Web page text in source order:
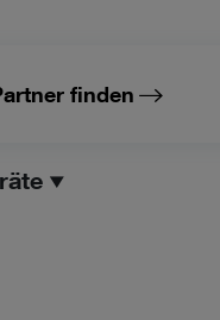
finden